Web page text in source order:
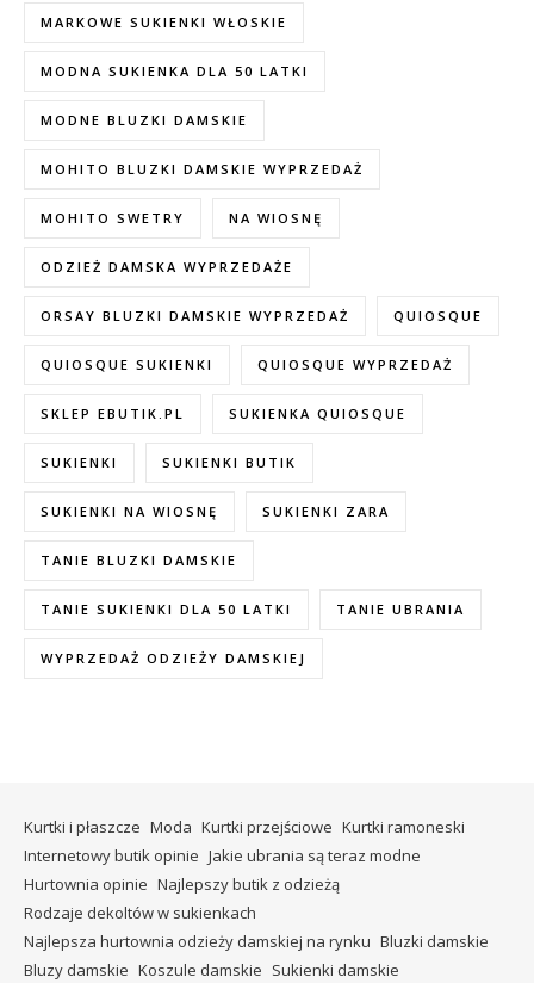
MARKOWE SUKIENKI WŁOSKIE
MODNA SUKIENKA DLA 50 LATKI
MODNE BLUZKI DAMSKIE
MOHITO BLUZKI DAMSKIE WYPRZEDAŻ
MOHITO SWETRY NA WIOSNĘ
ODZIEŻ DAMSKA WYPRZEDAŻE
ORSAY BLUZKI DAMSKIE WYPRZEDAŻ QUIOSQUE
QUIOSQUE SUKIENKI QUIOSQUE WYPRZEDAŻ
SKLEP EBUTIK.PL SUKIENKA QUIOSQUE
SUKIENKI SUKIENKI BUTIK
SUKIENKI NA WIOSNĘ SUKIENKI ZARA
TANIE BLUZKI DAMSKIE
TANIE SUKIENKI DLA 50 LATKI TANIE UBRANIA
WYPRZEDAŻ ODZIEŻY DAMSKIEJ
Kurtki i płaszcze Moda Kurtki przejściowe Kurtki ramoneski
Internetowy butik opinie Jakie ubrania są teraz modne
Hurtownia opinie Najlepszy butik z odzieżą
Rodzaje dekoltów w sukienkach
Najlepsza hurtownia odzieży damskiej na rynku Bluzki damskie
Bluzy damskie Koszule damskie Sukienki damskie